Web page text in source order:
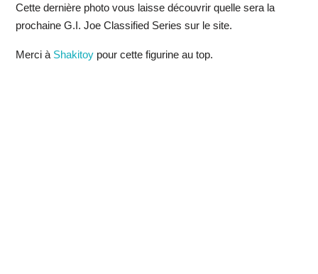
Cette dernière photo vous laisse découvrir quelle sera la
prochaine G.I. Joe Classified Series sur le site.
Merci à Shakitoypour cette figurine au top.